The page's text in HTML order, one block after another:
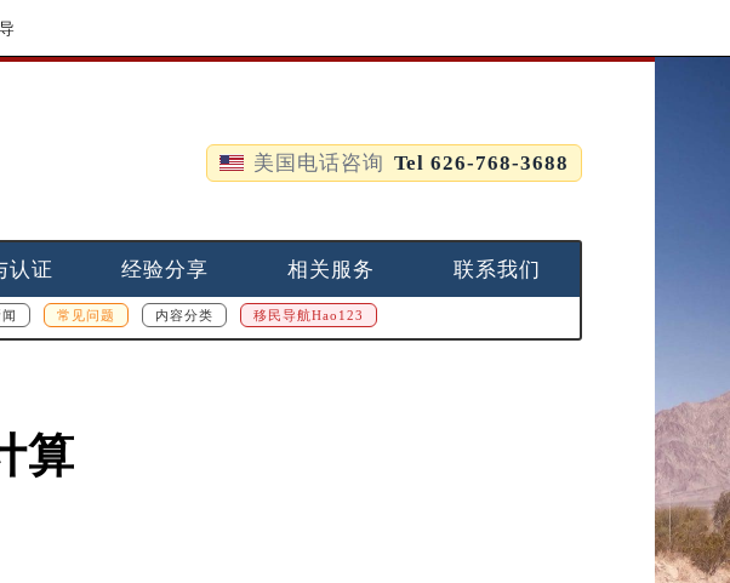
美国电话咨询 Tel 626-768-3688
认证 经验分享 相关服务 联系我们
常见问题 内容分类 移民导航Hao123
算